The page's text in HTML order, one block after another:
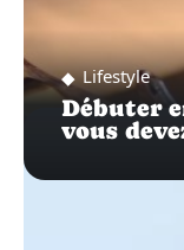
Lifestyle
Débuter
vous